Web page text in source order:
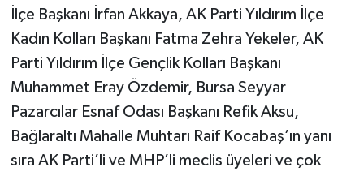
İlçe Başkanı İrfan Akkaya, AK Parti Yıldırım İlçe
Kadın Kolları Başkanı Fatma Zehra Yekeler, AK
Parti Yıldırım İlçe Gençlik Kolları Başkanı
Muhammet Eray Özdemir, Bursa Seyyar
Pazarcılar Esnaf Odası Başkanı Refik Aksu,
Bağlaraltı Mahalle Muhtarı Raif Kocabaş’ın yanı
sıra AK Parti’li ve MHP’li meclis üyeleri ve çok